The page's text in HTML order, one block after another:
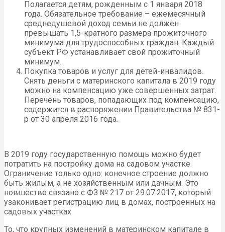
Полагается детям, рожденным с 1 января 2018
года. Обязательное требование – ежемесячный
среднедушевой доход семьи не должен
превышать 1,5-кратного размера прожиточного
минимума для трудоспособных граждан. Каждый
субъект РФ устанавливает свой прожиточный
минимум.
Покупка товаров и услуг для детей-инвалидов.
Снять деньги с материнского капитала в 2019 году
можно на компенсацию уже совершенных затрат.
Перечень товаров, попадающих под компенсацию,
содержится в распоряжении Правительства № 831-
р от 30 апреля 2016 года.
В 2019 году государственную помощь можно будет
потратить на постройку дома на садовом участке.
Ограничение только одно: конечное строение должно
быть жилым, а не хозяйственным или дачным. Это
новшество связано с ФЗ № 217 от 29.07.2017, который
узаконивает регистрацию лиц в домах, построенных на
садовых участках.
То, что крупных изменений в материнском капитале в